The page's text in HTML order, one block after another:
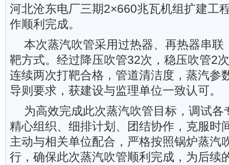
河北沧东电厂三期2×660兆瓦机组扩建工
作顺利完成。
本次蒸汽吹管采用过热器、再热器串联
靶方式。经过降压吹管32次，稳压吹管2
连续两次打靶合格，管道清洁度，蒸汽参
导则要求，获建设与监理单位一致认可。
为高效完成此次蒸汽吹管目标，调试
精心组织、细排计划、团结协作，克服时
主动与相关单位配合，严格按照锅炉蒸汽
行，确保此次蒸汽吹管顺利完成，为后续